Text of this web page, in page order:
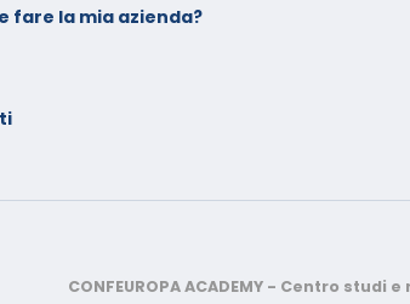
fare la mia azienda?
CONFEUROPA ACADEMY - Centro studi